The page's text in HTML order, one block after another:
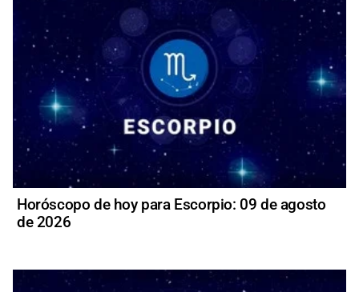
Horóscopo de hoy para Escorpio: 09 de agosto
de 2026